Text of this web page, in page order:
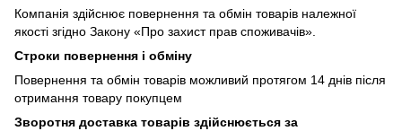
Компанія здійснює повернення та обмін товарів належної
якості згідно Закону «Про захист прав споживачів».
Строки повернення і обміну
Повернення та обмін товарів можливий протягом 14 днів після
отримання товару покупцем
Зворотня доставка товарів здійснюється за